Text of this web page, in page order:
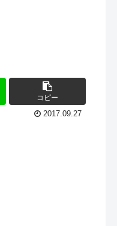
コピー
2017.09.27